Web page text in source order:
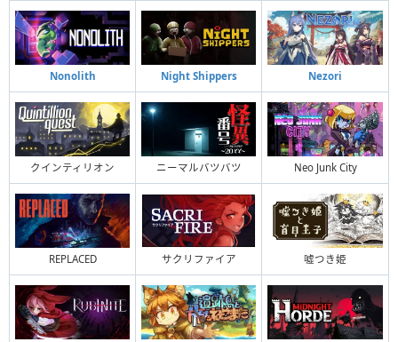
Nonolith Night Shippers Nezori
クインティリオン ニーマルバツバツ Neo Junk City
REPLACED サクリファイア 噓つき姫